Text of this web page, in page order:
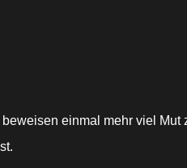
einmal mehr viel